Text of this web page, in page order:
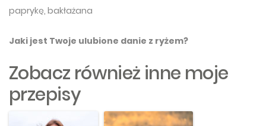
paprykę, bakłażana
Jaki jest Twoje ulubione danie z ryżem?
Zobacz również inne moje
przepisy